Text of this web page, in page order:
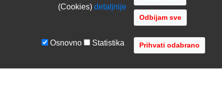
(Cookies)detaljnije
Odbijam sve
Osnovno Statistika